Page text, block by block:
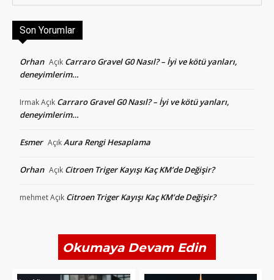
Son Yorumlar
Orhan Açık Carraro Gravel G0 Nasıl? – İyi ve kötü yanları,
deneyimlerim…
IrmakAçık Carraro Gravel G0 Nasıl? – İyi ve kötü yanları,
deneyimlerim…
Esmer AçıkAura Rengi Hesaplama
Orhan Açık Citroen Triger Kayışı Kaç KM’de Değişir?
mehmetAçık Citroen Triger Kayışı Kaç KM’de Değişir?
Okumaya Devam Edin